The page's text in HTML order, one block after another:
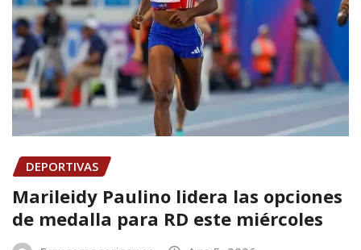
DEPORTIVAS
Marileidy Paulino lidera las opciones
de medalla para RD este miércoles